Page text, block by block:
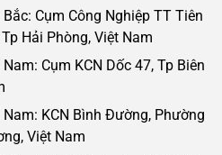
Cụm Công Nghiệp TT Tiên
Hải Phòng, Việt Nam
Cụm KCN Dốc 47, Tp Biên
KCN Bình Đường, Phường
Việt Nam